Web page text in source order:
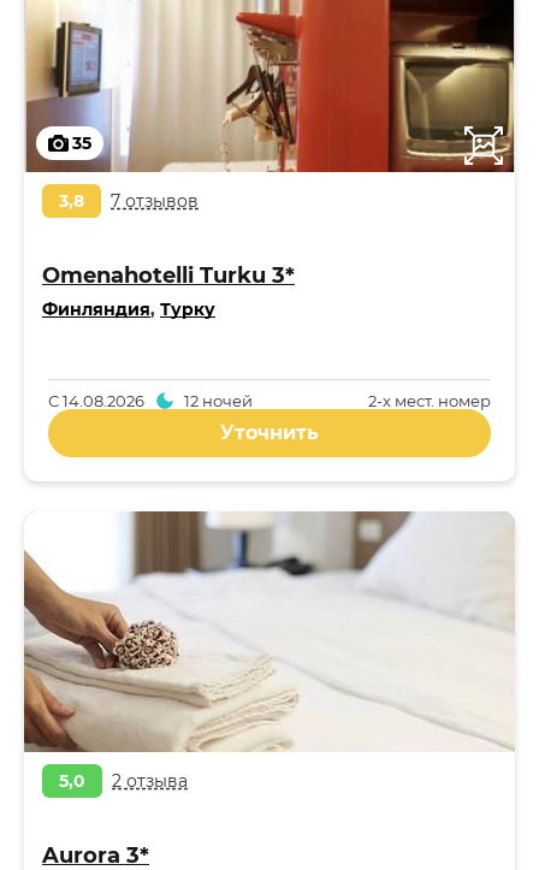
35
3,8 7 отзывов
Omenahotelli Turku 3*
Финляндия, Турку
2-x мест. номер
С14.08.2026 12 ночей
Уточнить
5,0 2 отзыва
Aurora 3*